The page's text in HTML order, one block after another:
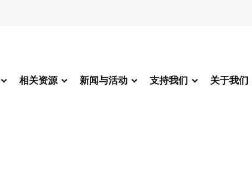
相关资源 新闻与活动 支持我们 关于我们